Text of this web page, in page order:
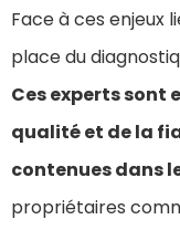
Face à ces enjeux
place du
Ces experts sont
qualité et de la
contenues dans le
propriétaires